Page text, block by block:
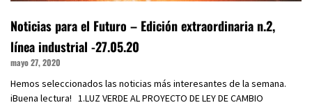
Noticias para el Futuro – Edición extraordinaria n.2,
línea industrial -27.05.20
mayo 27, 2020
Hemos seleccionados las noticias más interesantes de la semana.
iBuena lectura! 1.LUZ VERDE AL PROYECTO DE LEY DE CAMBIO